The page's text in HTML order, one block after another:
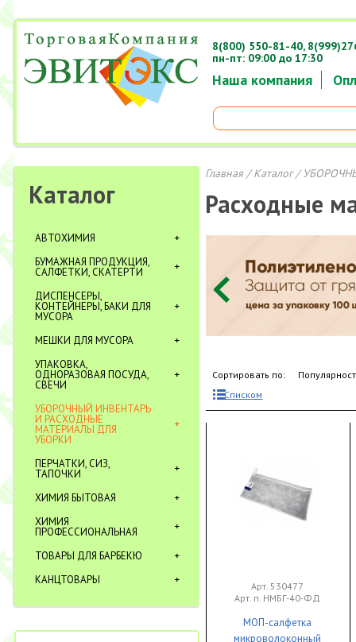
Наша компания
8(800) 550-81-40,
пн-пт: 09:00 до 17:30
Каталог
АВТОХИМИЯ
БУМАЖНАЯ ПРОДУКЦИЯ,
САЛФЕТКИ, СКАТЕРТИ
ДИСПЕНСЕРЫ,
КОНТЕЙНЕРЫ, БАКИ ДЛЯ
МУСОРА
МЕШКИ ДЛЯ МУСОРА
УПАКОВКА,
ОДНОРАЗОВАЯ ПОСУДА,
СВЕЧИ
УБОРОЧНЫЙ ИНВЕНТАРЬ
И РАСХОДНЫЕ
МАТЕРИАЛЫ ДЛЯ
УБОРКИ
ПЕРЧАТКИ, СИЗ,
ТАПОЧКИ
ХИМИЯ БЫТОВАЯ
ХИМИЯ
ПРОФЕССИОНАЛЬНАЯ
ТОВАРЫ ДЛЯ БАРБЕКЮ
КАНЦТОВАРЫ
Главная/Каталог/
Расходные
Сортировать по:
Списком
Арт. 530477
Арт. п. НМБГ-40-ФД
МОП-салфетка
микроволоконный